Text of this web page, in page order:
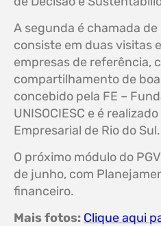
A segunda é chamada
consiste em duas visitas
empresas de referência,
compartilhamento de
concebido pela FE –
UNISOCIESC e é
Empresarial de Rio do Sul.
O próximo módulo do
de junho, com
financeiro.
Mais fotos: Clique aqui